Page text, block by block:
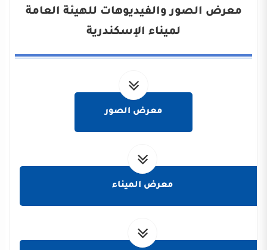
معرض الصور والفيديوهات للهيئة العامة
لميناء الإسكندرية
معرض الصور
معرض الميناء